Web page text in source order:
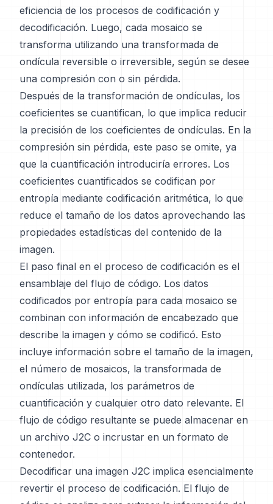
eficiencia de los procesos de codificación y
decodificación. Luego, cada mosaico se
transforma utilizando una transformada de
ondícula reversible o irreversible, según se desee
una compresión con o sin pérdida.
Después de la transformación de ondículas, los
coeficientes se cuantifican, lo que implica reducir
la precisión de los coeficientes de ondículas. En la
compresión sin pérdida, este paso se omite, ya
que la cuantificación introduciría errores. Los
coeficientes cuantificados se codifican por
entropía mediante codificación aritmética, lo que
reduce el tamaño de los datos aprovechando las
propiedades estadísticas del contenido de la
imagen.
El paso final en el proceso de codificación es el
ensamblaje del flujo de código. Los datos
codificados por entropía para cada mosaico se
combinan con información de encabezado que
describe la imagen y cómo se codificó. Esto
incluye información sobre el tamaño de la imagen,
el número de mosaicos, la transformada de
ondículas utilizada, los parámetros de
cuantificación y cualquier otro dato relevante. El
flujo de código resultante se puede almacenar en
un archivo J2C o incrustar en un formato de
contenedor.
Decodificar una imagen J2C implica esencialmente
revertir el proceso de codificación. El flujo de